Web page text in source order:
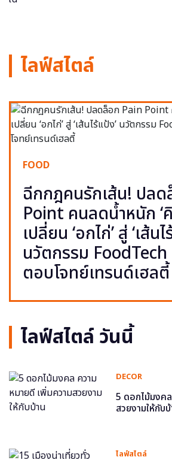
ไลฟ์สไตล์
FOOD
ฉีกกฎคนรักเส้น! ปล
Point คนลดน้ำหนัก ‘
เปลี่ยน ‘อกไก่’ สู่ ‘เส้น
นวัตกรรม FoodTech
ตอบโจทย์เทรนด์เฮลตี้
ไลฟ์สไตล์ วันนี้
DECOR
5 ดอกไม้มงค
สวยงามให้กับ
ไลฟ์สไตล์